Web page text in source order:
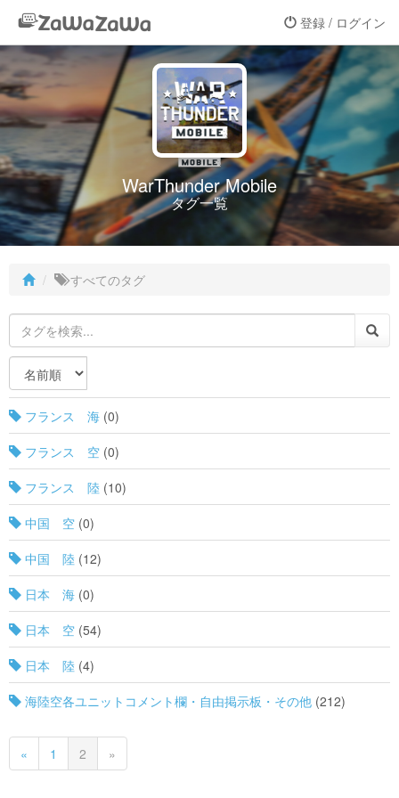
登録 / ログイン
WarThunder Mobile
タグ一覧
すべてのタグ
フランス 海 (0)
フランス 空 (0)
フランス 陸 (10)
中国 空 (0)
中国 陸 (12)
日本 海 (0)
日本 空 (54)
日本 陸 (4)
海陸空各ユニットコメント欄・自由掲示板・その他 (212)
« 1 2 »